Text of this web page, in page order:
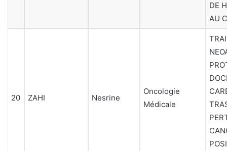
DE
AU
20 ZAHI Nesrine
Oncologie
Médicale